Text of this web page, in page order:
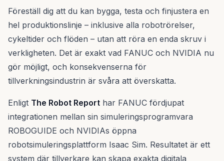
Föreställ dig att du kan bygga, testa och finjustera en
hel produktionslinje – inklusive alla robotrörelser,
cykeltider och flöden – utan att röra en enda skruv i
verkligheten. Det är exakt vad FANUC och NVIDIA nu
gör möjligt, och konsekvenserna för
tillverkningsindustrin är svåra att överskatta.
Enligt The Robot Report har FANUC fördjupat
integrationen mellan sin simuleringsprogramvara
ROBOGUIDE och NVIDIAs öppna
robotsimuleringsplattform Isaac Sim. Resultatet är ett
system där tillverkare kan skapa exakta digitala